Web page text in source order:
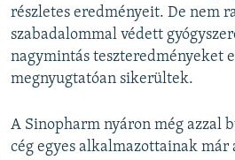
részletes eredményeit. De nem
szabadalommal védett
nagymintás teszteredményeket
megnyugtatóan sikerültek.
A Sinopharm nyáron még azzal
cég egyes alkalmazottainak már